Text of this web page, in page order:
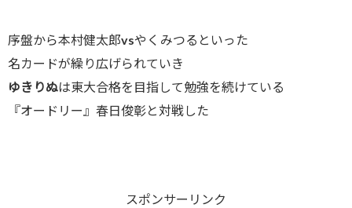
序盤から本村健太郎vsやくみつるといった
名カードが繰り広げられていき
ゆきりぬは東大合格を目指して勉強を続けている
『オードリー』春日俊彰と対戦した
スポンサーリンク